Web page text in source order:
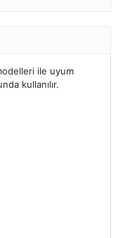
ile uyum
kullanılır.